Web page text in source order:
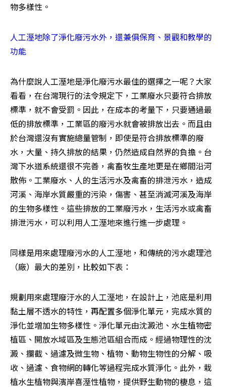
物多樣性。
人工溼地除了淨化廢污水外，還兼俱保育、景觀和教學的
功能
為什麼說人工溼地是淨化廢污水最佳的選擇之一呢？大家
看看，在台灣現行的法令規定下，工業廢水只要符合排放
標準，就不會受罰。因此，在成本的考量下，只要通過最
低的排放標準，工業區的廢污水就會被排放出去。而且由
於台灣還沒有實施總量管制，即使是符合排放標準的廢
水，大量、持久排放的結果，仍然造成自然界的負擔。台
灣下水道系統還很不完善，禽畜牧生產地更是在鄉間沿河
散佈。工業廢水、人的生活污水及禽畜的排泄污水，造成
河溪、海岸水質嚴重的污染，傷害、甚至消滅河溪及海岸
的生物多樣性。這些排放的工業廢污水，生活污水或禽畜
排泄污水，可以利用人工溼地來進行進一步處理。
同樣是用來處理廢污水的人工溼地，和傳統的污水處理池
（廠）最大的差別，比較如下表：
規劃用來處理廢汙水的人工溼地，在設計上，池底是利用
黏土層不透水的特性，再配置多個淨化單元，完成水質的
淨化並增加生物多樣性。淨化單元由沈澱池、水生植物密
植區、開放水域區及生態池區組合而成。經過物理性的沈
澱、攔截、過濾及微生物、植物、動物生物性的分解、吸
收、過濾、食物網的轉化等過程完成水質淨化。此外，栽
植水生植物與濱岸喜溼性植物，提供野生動物的棲息，這